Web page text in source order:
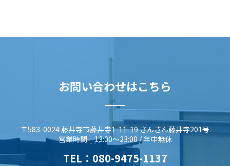
お問い合わせはこちら
〒583-0024 藤井寺市藤井寺1-11-19 さんさん藤井寺201号
営業時間 13:00～23:00 / 年中無休
TEL： 080-9475-1137